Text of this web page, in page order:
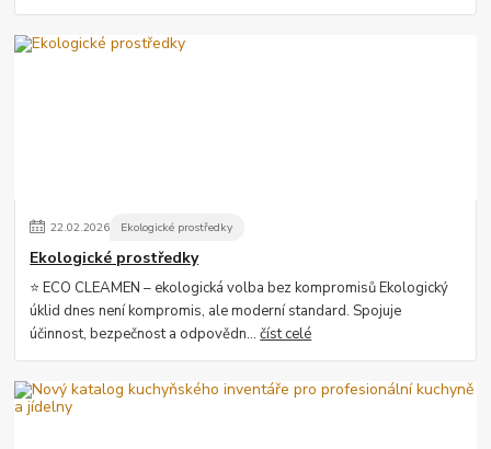
22.02.2026 Ekologické prostředky
Ekologické prostředky
⭐ ECO CLEAMEN – ekologická volba bez kompromisů Ekologický
úklid dnes není kompromis, ale moderní standard. Spojuje
účinnost, bezpečnost a odpovědn...číst celé